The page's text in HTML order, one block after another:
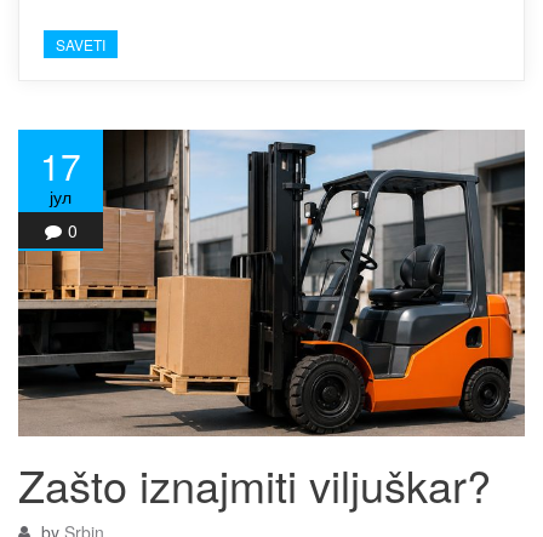
SAVETI
17
јул
0
Zašto iznajmiti viljuškar?